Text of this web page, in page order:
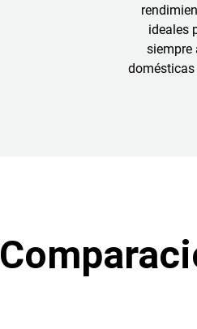
ideales
siempre
domésticas